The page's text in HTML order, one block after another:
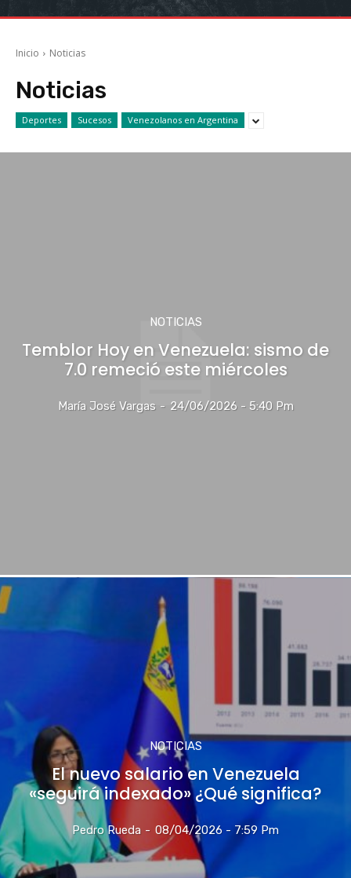
Inicio Noticias
Noticias
Deportes Sucesos Venezolanos en Argentina
NOTICIAS
Temblor Hoy en Venezuela: sismo de
7.0 remeció este miércoles
María José Vargas - 24/06/2026 - 5:40 Pm
NOTICIAS
El nuevo salario en Venezuela
«seguirá indexado» ¿Qué significa?
Pedro Rueda - 08/04/2026 - 7:59 Pm